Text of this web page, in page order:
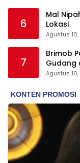
6
Mal
Lokasi
Agustus
7
Brimob
Gudang
Agustus